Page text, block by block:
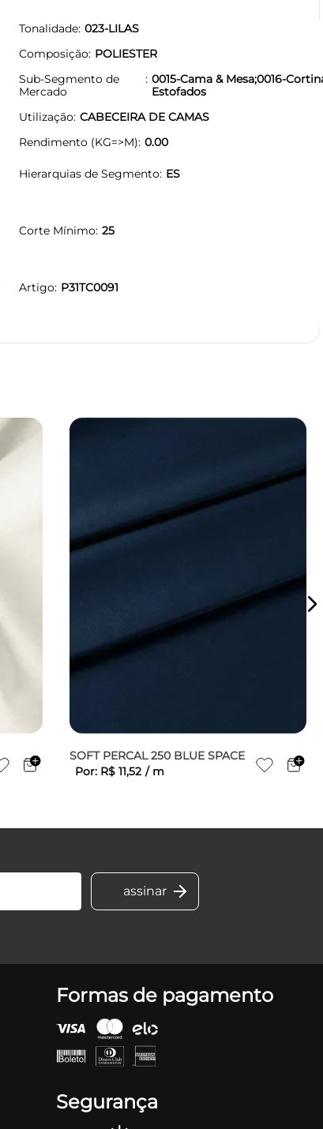
Tonalidade 023-LILAS
Composição POLIESTER
Sub-Segmento de
Mercado
0015-Cama & Mesa;0016-
Estofados
Utilização CABECEIRA DE CAMAS
Rendimento (KG=>M) 0.00
Hierarquias de Segmento ES
Corte Mínimo 25
Artigo P31TC0091
SOFT PERCAL 250 BLUE SPACE
Por: R$ 11,52 / m
Formas de pagamento
Segurança